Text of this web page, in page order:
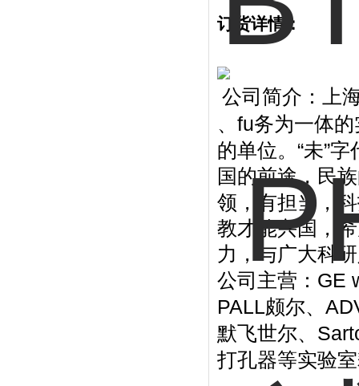
订货详情：
公司简介：上
、 fu务为一体
的单位。 “未”字
国的前途，民
领，有担当，
教才能兴国，
力，与广大科
公司主营： GE
PALL颇尔、
默飞世尔、
打孔器等实验